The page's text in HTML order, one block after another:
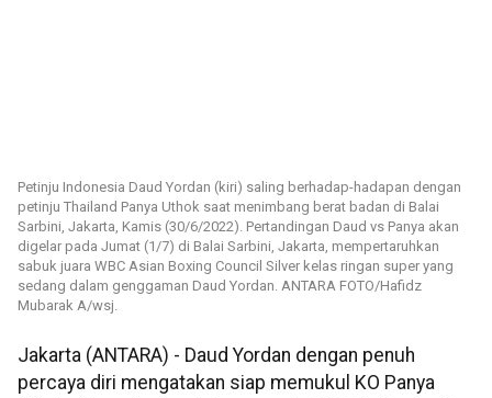
Petinju Indonesia Daud Yordan (kiri) saling berhadap-hadapan dengan
petinju Thailand Panya Uthok saat menimbang berat badan di Balai
Sarbini, Jakarta, Kamis (30/6/2022). Pertandingan Daud vs Panya akan
digelar pada Jumat (1/7) di Balai Sarbini, Jakarta, mempertaruhkan
sabuk juara WBC Asian Boxing Council Silver kelas ringan super yang
sedang dalam genggaman Daud Yordan. ANTARA FOTO/Hafidz
Mubarak A/wsj.
Jakarta (ANTARA) - Daud Yordan dengan penuh
percaya diri mengatakan siap memukul KO Panya